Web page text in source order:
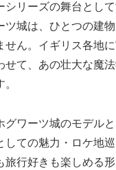
シリーズの舞台とし
ツ城は、ひとつの建
せん。イギリス各地
せて、あの壮大な魔
グワーツ城のモデル
しての魅力・ロケ地
旅行好きも楽しめる形